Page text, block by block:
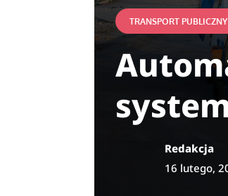
TRANSPORT
Redakcja
16 lutego,